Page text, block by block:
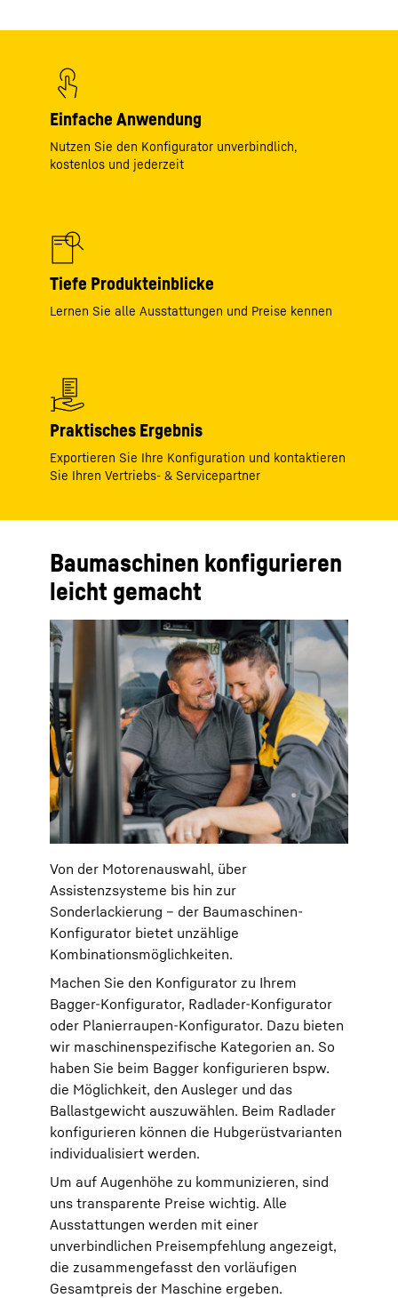
Einfache Anwendung
Nutzen Sie den Konfigurator unverbindlich,
kostenlos und jederzeit
Tiefe Produkteinblicke
Lernen Sie alle Ausstattungen und Preise kennen
Praktisches Ergebnis
Exportieren Sie Ihre Konfiguration und kontaktieren
Sie Ihren Vertriebs- & Servicepartner
Baumaschinen konfigurieren
leicht gemacht
Von der Motorenauswahl, über
Assistenzsysteme bis hin zur
Sonderlackierung – der Baumaschinen-
Konfigurator bietet unzählige
Kombinationsmöglichkeiten.
Machen Sie den Konfigurator zu Ihrem
Bagger-Konfigurator, Radlader-Konfigurator
oder Planierraupen-Konfigurator. Dazu bieten
wir maschinenspezifische Kategorien an. So
haben Sie beim Bagger konfigurieren bspw.
die Möglichkeit, den Ausleger und das
Ballastgewicht auszuwählen. Beim Radlader
konfigurieren können die Hubgerüstvarianten
individualisiert werden.
Um auf Augenhöhe zu kommunizieren, sind
uns transparente Preise wichtig. Alle
Ausstattungen werden mit einer
unverbindlichen Preisempfehlung angezeigt,
die zusammengefasst den vorläufigen
Gesamtpreis der Maschine ergeben.